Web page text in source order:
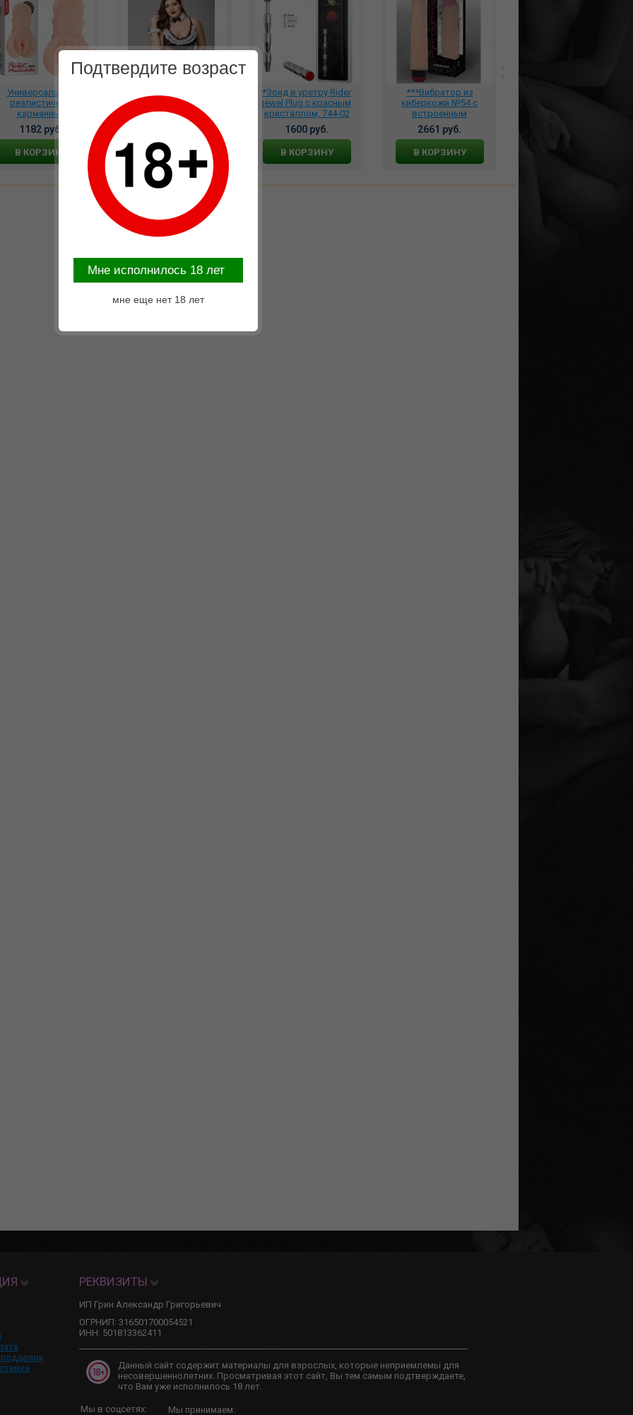
Универсальный
реалистичный
карманный
мастурбатор-вагина,
VN352003
1182 руб.
В КОРЗИНУ
предмета XXL 48-52,
DJ_71103
2380 руб.
В КОРЗИНУ
*Зонд в уретру Rider
jewel Plug с красным
кристаллом, 744-02
1600 руб.
В КОРЗИНУ
***Вибратор из
киберкожи №54 с
встроенным
виброэлементом, 3202-
54
2661 руб.
В КОРЗИНУ
подделок
РЕКВИЗИТЫ
ИП Грин Александр Григорьевич
ОГРНИП: 316501700054521
ИНН: 501813362411
Данный сайт содержит материалы для взрослых, которые неприемлемы для
несовершеннолетних. Просматривая этот сайт, Вы тем самым подтверждаете,
что Вам уже исполнилось 18 лет.
Мы в соцсетях: Мы принимаем:
Подтвердите возраст
Mне исполнилось 18 лет
мне еще нет 18 лет